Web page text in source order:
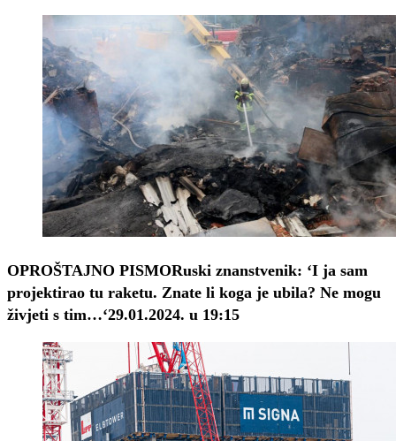
OPROŠTAJNO PISMORuski znanstvenik: ‘I ja sam
projektirao tu raketu. Znate li koga je ubila? Ne mogu
živjeti s tim…‘29.01.2024. u 19:15